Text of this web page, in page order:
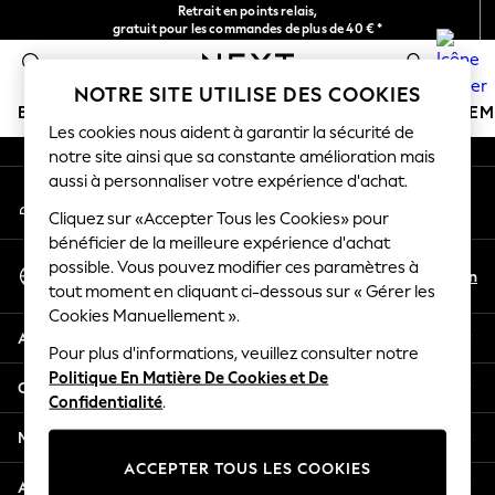
Retrait en points relais,
gratuit pour les commandes de plus de 40 € *
Livraison en 2-3 jours ouvrés*
BOUTIQUE VACANCES
HOLIDAY SHOP
Women's Holiday Shop
All Swimwear
All Beachwear
Bags & Accessories
Beach Dresses & Kaftans
Dresses
Flip Flops
Sliders
Jumpsuits & Playsuits
Linen Collection
Sandals
An error occurred on client
Nos réseaux sociaux
Mon compte
Connexion à votre compte
Sélectionnez Votre Langue
Français
En
Aide
Confidentialité et mentions légales
Ministères
Autres services
NOTRE SITE UTILISE DES COOKIES
Les cookies nous aident à garantir la sécurité de
notre site ainsi que sa constante amélioration mais
aussi à personnaliser votre expérience d'achat.
Cliquez sur «Accepter Tous les Cookies» pour
bénéficier de la meilleure expérience d'achat
possible. Vous pouvez modifier ces paramètres à
tout moment en cliquant ci-dessous sur « Gérer les
Cookies Manuellement ».
Pour plus d'informations, veuillez consulter notre
Politique En Matière De Cookies et De
Confidentialité.
ACCEPTER TOUS LES COOKIES